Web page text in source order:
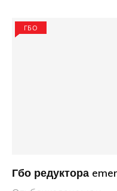
ГБО
Гбо редуктора